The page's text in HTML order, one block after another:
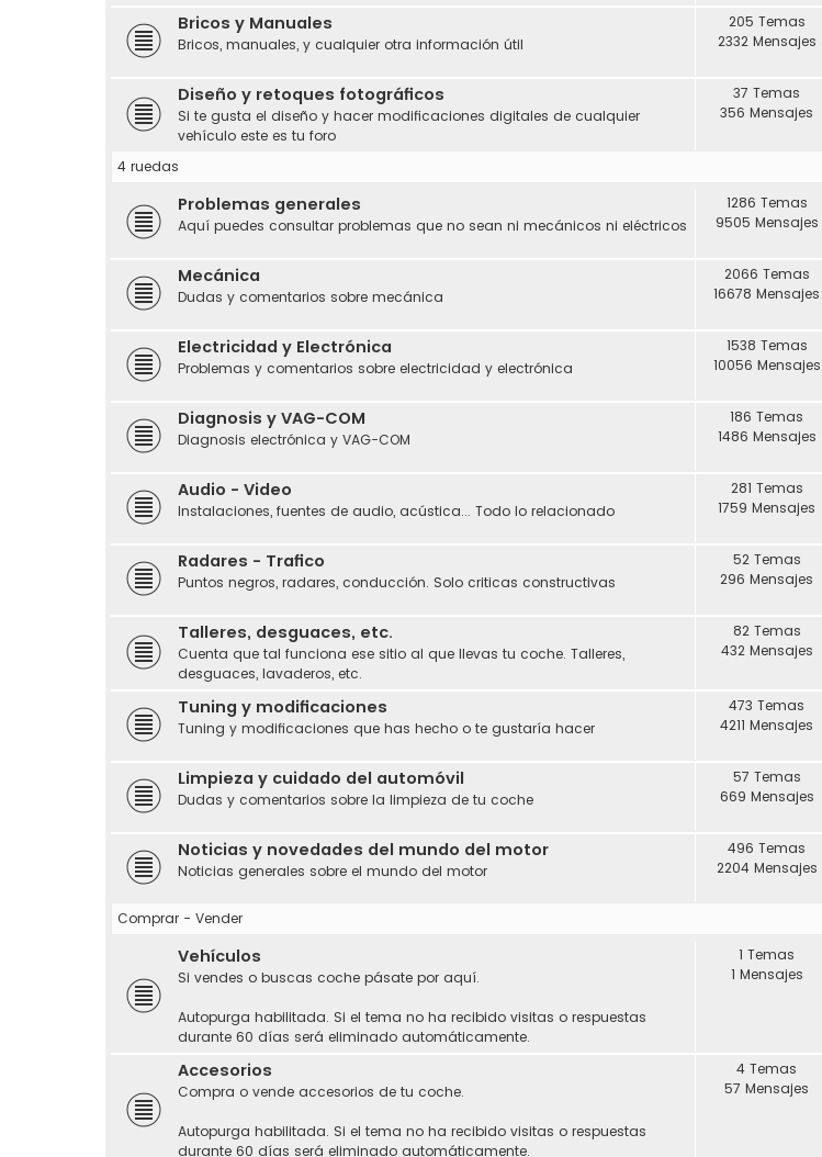
Bricos y Manuales
Bricos, manuales, y cualquier otra información útil
205 Temas
2332 Mensajes
Diseño y retoques fotográficos
Si te gusta el diseño y hacer modificaciones digitales de cualquier
vehículo este es tu foro
37 Temas
356 Mensajes
4 ruedas
Problemas generales
Aquí puedes consultar problemas que no sean ni mecánicos ni eléctricos
1286 Temas
9505 Mensajes
Mecánica
Dudas y comentarios sobre mecánica
2066 Temas
16678 Mensajes
Electricidad y Electrónica
Problemas y comentarios sobre electricidad y electrónica
1538 Temas
10056 Mensajes
Diagnosis y VAG-COM
Diagnosis electrónica y VAG-COM
186 Temas
1486 Mensajes
Audio - Video
Instalaciones, fuentes de audio, acústica... Todo lo relacionado
281 Temas
1759 Mensajes
Radares - Trafico
Puntos negros, radares, conducción. Solo criticas constructivas
52 Temas
296 Mensajes
Talleres, desguaces, etc.
Cuenta que tal funciona ese sitio al que llevas tu coche. Talleres,
desguaces, lavaderos, etc.
82 Temas
432 Mensajes
Tuning y modificaciones
Tuning y modificaciones que has hecho o te gustaría hacer
473 Temas
4211 Mensajes
Limpieza y cuidado del automóvil
Dudas y comentarios sobre la limpieza de tu coche
57 Temas
669 Mensajes
Noticias y novedades del mundo del motor
Noticias generales sobre el mundo del motor
496 Temas
2204 Mensajes
Comprar - Vender
Vehículos
Si vendes o buscas coche pásate por aquí.
Autopurga habilitada. Si el tema no ha recibido visitas o respuestas
durante 60 días será eliminado automáticamente.
1 Temas
1 Mensajes
Accesorios
Compra o vende accesorios de tu coche.
Autopurga habilitada. Si el tema no ha recibido visitas o respuestas
durante 60 días será eliminado automáticamente.
4 Temas
57 Mensajes